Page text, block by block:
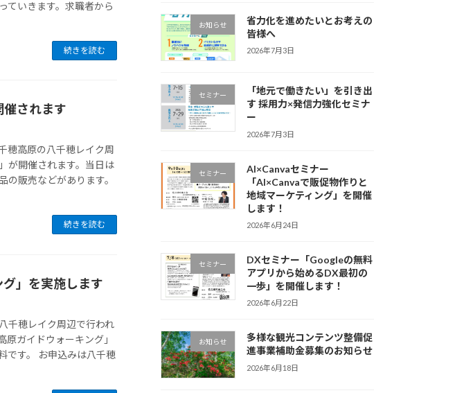
ていきます。求職者から
続きを読む
されます
穂高原の八千穂レイク周
が開催されます。当日は
販売などがあります。
続きを読む
」を実施します
千穂レイク周辺で行われ
ガイドウォーキング」
です。 お申込みは八千穂
お知らせ
省力化を進めたいとお考えの
皆様へ
2026年7月3日
セミナー
「地元で働きたい」を引き出
す 採用力×発信力強化セミナ
ー
2026年7月3日
セミナー
AI×Canvaセミナー
「AI×Canvaで販促物作りと
地域マーケティング」を開催
します！
2026年6月24日
セミナー
DXセミナー「Googleの無料
アプリから始めるDX最初の
一歩」を開催します！
2026年6月22日
お知らせ
多様な観光コンテンツ整備促
進事業補助金募集のお知らせ
2026年6月18日